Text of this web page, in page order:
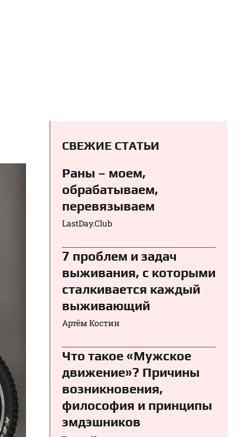
СВЕЖИЕ СТАТЬИ
Раны – моем,
обрабатываем,
перевязываем⁠⁠
LastDay.Club
7 проблем и задач
выживания, с которыми
сталкивается каждый
выживающий
Артём Костин
Что такое «Мужское
движение»? Причины
возникновения,
философия и принципы
эмдэшников